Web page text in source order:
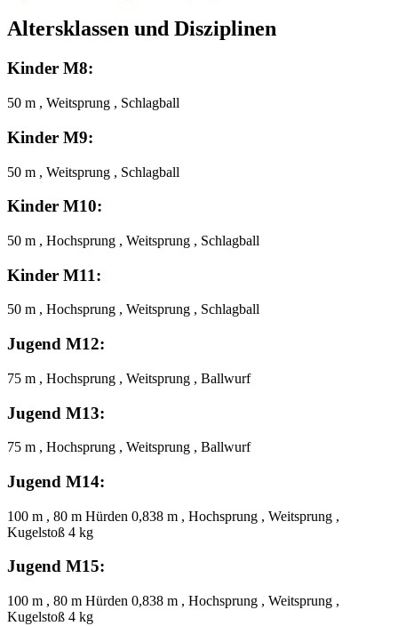
Altersklassen und Disziplinen
Kinder M8:
50 m , Weitsprung , Schlagball
Kinder M9:
50 m , Weitsprung , Schlagball
Kinder M10:
50 m , Hochsprung , Weitsprung , Schlagball
Kinder M11:
50 m , Hochsprung , Weitsprung , Schlagball
Jugend M12:
75 m , Hochsprung , Weitsprung , Ballwurf
Jugend M13:
75 m , Hochsprung , Weitsprung , Ballwurf
Jugend M14:
100 m , 80 m Hürden 0,838 m , Hochsprung , Weitsprung ,
Kugelstoß 4 kg
Jugend M15:
100 m , 80 m Hürden 0,838 m , Hochsprung , Weitsprung ,
Kugelstoß 4 kg